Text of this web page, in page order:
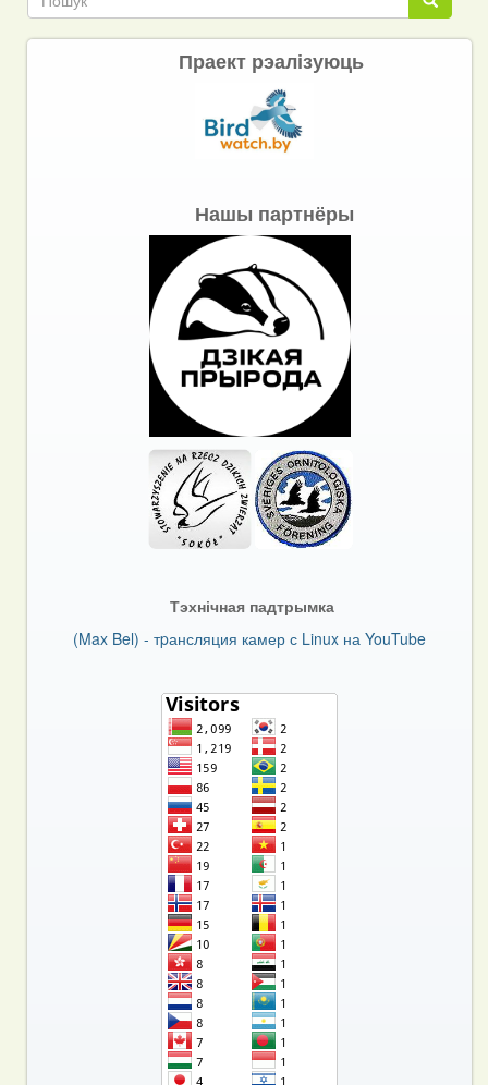
Праект рэалізуюць
Нашы партнёры
Тэхнічная падтрымка
(Max Bel) - тpансляция камер с Linux на YouTube